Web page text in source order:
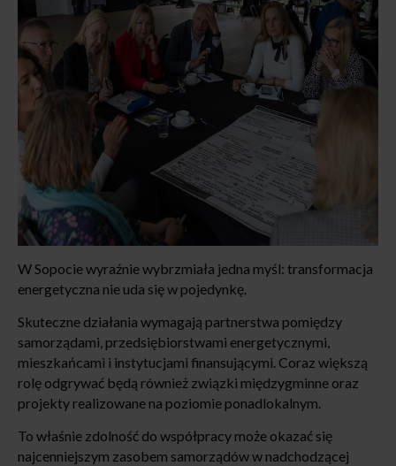
W Sopocie wyraźnie wybrzmiała jedna myśl: transformacja
energetyczna nie uda się w pojedynkę.
Skuteczne działania wymagają partnerstwa pomiędzy
samorządami, przedsiębiorstwami energetycznymi,
mieszkańcami i instytucjami finansującymi. Coraz większą
rolę odgrywać będą również związki międzygminne oraz
projekty realizowane na poziomie ponadlokalnym.
To właśnie zdolność do współpracy może okazać się
najcenniejszym zasobem samorządów w nadchodzącej